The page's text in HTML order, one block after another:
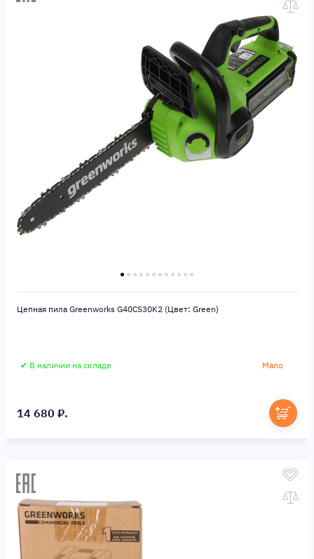
Цепная пила Greenworks G40CS30K2 (Цвет: Green)
✔ В наличии на складе Мало
14 680 ₽.